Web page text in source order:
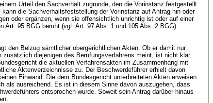
Urteil den Sachverhalt zugrunde, den die Vorinstanz festgestellt
kann die Sachverhaltsfeststellung der Vorinstanz auf Antrag hin oder
oder ergänzen, wenn sie offensichtlich unrichtig ist oder auf einer
Art. 95 BGG beruht (vgl. Art. 97 Abs. 1 und 105 Abs. 2 BGG).
den Beizug sämtlicher obergerichtlichen Akten. Ob er damit nur
zusätzlich diejenigen des Berufungsverfahrens meint, ist nicht klar.
die aktuellen Verfahrensakten im Zusammenhang mit
Aktenverzeichnisse zu. Der Beschwerdeführer erhielt davon
Einwand. Die dem Bundesgericht unterbreiteten Akten erweisen
als ausreichend. Es ist in diesem Sinne davon auszugehen, dass
entsprochen wurde. Soweit sein Antrag darüber hinaus